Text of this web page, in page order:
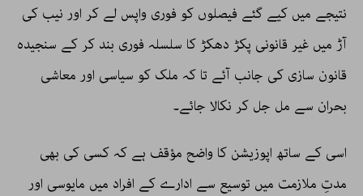
نتیجے میں کیے گئے فیصلوں کو فوری واپس لے کر اور نیب کی
آڑ میں غیر قانونی پکڑ دھکڑ کا سلسلہ فوری بند کر کے سنجیدہ
قانون سازی کی جانب آئے تا کہ ملک کو سیاسی اور معاشی
بحران سے مل جل کر نکالا جائے۔
اسی کے ساتھ اپوزیشن کا واضح مؤقف ہے کہ کسی کی بھی
مدتِ ملازمت میں توسیع سے ادارے کے افراد میں مایوسی اور